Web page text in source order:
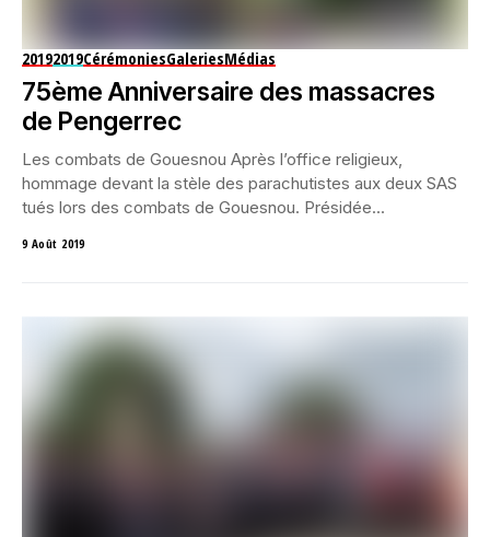
20192019CérémoniesGaleriesMédias
75ème Anniversaire des massacres
de Pengerrec
Les combats de Gouesnou Après l’office religieux,
hommage devant la stèle des parachutistes aux deux SAS
tués lors des combats de Gouesnou. Présidée...
9 Août 2019